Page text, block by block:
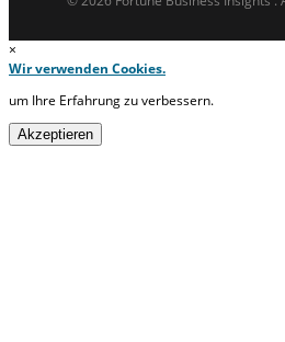
×
Wir verwenden Cookies.
um Ihre Erfahrung zu verbessern.
Akzeptieren